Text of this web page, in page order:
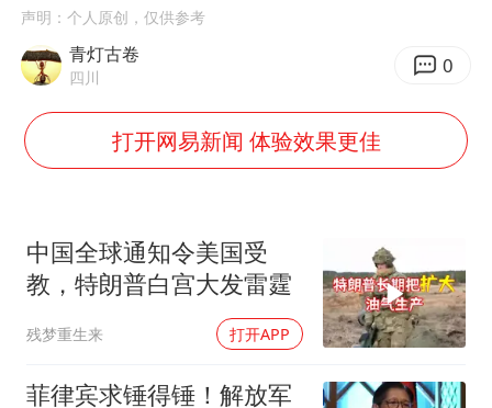
台当局重金为“台独”织“皇帝新衣”
白海豚将正面袭击贯穿浙江
酒店回应车内过夜被收150元
乐享全民健身 共筑健康中国
声明：个人原创，仅供参考
青灯古卷
四川 0
打开网易新闻 体验效果更佳
中国全球通知令美国受
教，特朗普白宫大发雷霆
残梦重生来 打开APP
菲律宾求锤得锤！解放军